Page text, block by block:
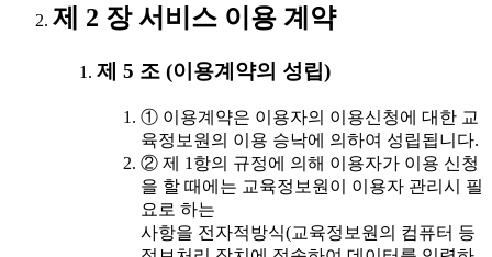
제 2 장 서비스 이용 계약
제 5 조 (이용계약의 성립)
① 이용계약은 이용자의 이용신청에 대한 교
육정보원의 이용 승낙에 의하여 성립됩니다.
② 제 1항의 규정에 의해 이용자가 이용 신청
을 할 때에는 교육정보원이 이용자 관리시 필
요로 하는
사항을 전자적방식(교육정보원의 컴퓨터 등